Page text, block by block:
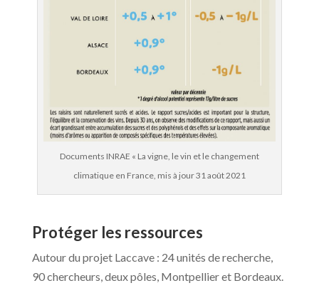
Documents INRAE « La vigne, le vin et le changement
climatique en France, mis à jour 31 août 2021
Protéger les ressources
Autour du projet Laccave : 24 unités de recherche,
90 chercheurs, deux pôles, Montpellier et Bordeaux.